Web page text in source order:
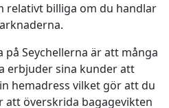
relativt billiga om du handlar
Seychellerna är att många
erbjuder sina kunder att
hemadress vilket gör att du
att överskrida bagagevikten